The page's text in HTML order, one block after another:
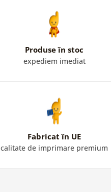
Produse în stoc
expediem imediat
Fabricat în UE
calitate de imprimare premium